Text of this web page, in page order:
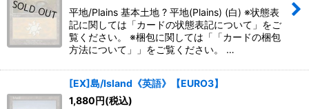
平地/Plains 基本土地 ? 平地(Plains) (白) ※状態表
記に関しては「カードの状態表記について」をご
覧ください。 ※梱包に関しては「「カードの梱包
方法について」」をご覧ください。 …
[EX]島/Island《英語》【EURO3】
1,880円(税込)